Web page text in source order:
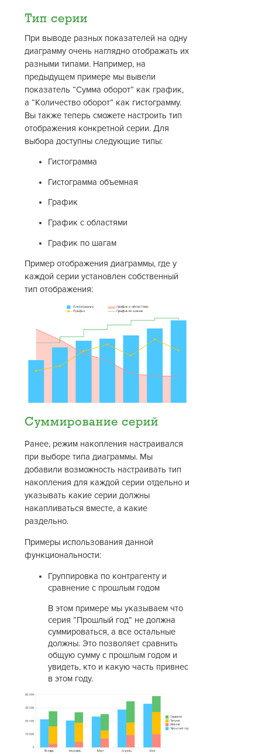
Тип серии
При выводе разных показателей на одну
диаграмму очень наглядно отображать их
разными типами. Например, на
предыдущем примере мы вывели
показатель “Cумма оборот” как график,
а “Количество оборот” как гистограмму.
Вы также теперь сможете настроить тип
отображения конкретной серии. Для
выбора доступны следующие типы:
Гистограмма
Гистограмма объемная
График
График с областями
График по шагам
Пример отображения диаграммы, где у
каждой серии установлен собственный
тип отображения:
Суммирование серий
Ранее, режим накопления настраивался
при выборе типа диаграммы. Мы
добавили возможность настраивать тип
накопления для каждой серии отдельно и
указывать какие серии должны
накапливаться вместе, а какие
раздельно.
Примеры использования данной
функциональности:
Группировка по контрагенту и
сравнение с прошлым годом
В этом примере мы указываем что
серия “Прошлый год” не должна
суммироваться, а все остальные
должны. Это позволяет сравнить
общую сумму с прошлым годом и
увидеть, кто и какую часть привнес
в этом году.